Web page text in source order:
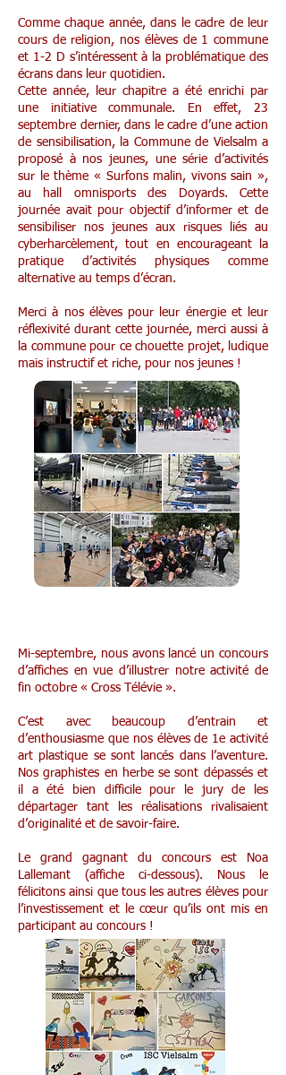
Comme chaque année, dans le cadre de leur
cours de religion, nos élèves de 1 commune
et 1-2 D s’intéressent à la problématique des
écrans dans leur quotidien.
Cette année, leur chapitre a été enrichi par
une initiative communale. En effet, 23
septembre dernier, dans le cadre d’une action
de sensibilisation, la Commune de Vielsalm a
proposé à nos jeunes, une série d’activités
sur le thème « Surfons malin, vivons sain »,
au hall omnisports des Doyards. Cette
journée avait pour objectif d’informer et de
sensibiliser nos jeunes aux risques liés au
cyberharcèlement, tout en encourageant la
pratique d’activités physiques comme
alternative au temps d’écran.
Merci à nos élèves pour leur énergie et leur
réflexivité durant cette journée, merci aussi à
la commune pour ce chouette projet, ludique
mais instructif et riche, pour nos jeunes !
Mi-septembre, nous avons lancé un concours
d’affiches en vue d’illustrer notre activité de
fin octobre « Cross Télévie ».
C’est avec beaucoup d’entrain et
d’enthousiasme que nos élèves de 1e activité
art plastique se sont lancés dans l’aventure.
Nos graphistes en herbe se sont dépassés et
il a été bien difficile pour le jury de les
départager tant les réalisations rivalisaient
d’originalité et de savoir-faire.
Le grand gagnant du concours est Noa
Lallemant (affiche ci-dessous). Nous le
félicitons ainsi que tous les autres élèves pour
l’investissement et le cœur qu’ils ont mis en
participant au concours !